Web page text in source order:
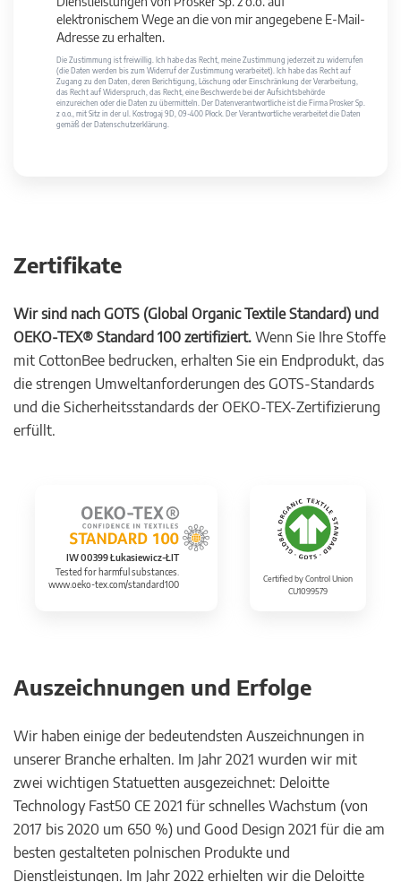
elektronischem Wege an die von mir angegebene E-Mail-
Adresse zu erhalten.
Die Zustimmung ist freiwillig. Ich habe das Recht, meine Zustimmung jederzeit zu widerrufen
(die Daten werden bis zum Widerruf der Zustimmung verarbeitet). Ich habe das Recht auf
Zugang zu den Daten, deren Berichtigung, Löschung oder Einschränkung der Verarbeitung,
das Recht auf Widerspruch, das Recht, eine Beschwerde bei der Aufsichtsbehörde
einzureichen oder die Daten zu übermitteln. Der Datenverantwortliche ist die Firma Prosker Sp.
z o.o., mit Sitz in der ul. Kostrogaj 9D, 09-400 Płock. Der Verantwortliche verarbeitet die Daten
gemäß der Datenschutzerklärung.
Zertifikate
Wir sind nach GOTS (Global Organic Textile Standard) und
OEKO-TEX® Standard 100 zertifiziert. Wenn Sie Ihre Stoffe
mit CottonBee bedrucken, erhalten Sie ein Endprodukt, das
die strengen Umweltanforderungen des GOTS-Standards
und die Sicherheitsstandards der OEKO-TEX-Zertifizierung
erfüllt.
IW 00399 Łukasiewicz-ŁIT
Tested for harmful substances.
www.oeko-tex.com/standard100
Certified by Control Union
CU1099579
Auszeichnungen und Erfolge
Wir haben einige der bedeutendsten Auszeichnungen in
unserer Branche erhalten. Im Jahr 2021 wurden wir mit
zwei wichtigen Statuetten ausgezeichnet: Deloitte
Technology Fast50 CE 2021 für schnelles Wachstum (von
2017 bis 2020 um 650 %) und Good Design 2021 für die am
besten gestalteten polnischen Produkte und
Dienstleistungen. Im Jahr 2022 erhielten wir die Deloitte